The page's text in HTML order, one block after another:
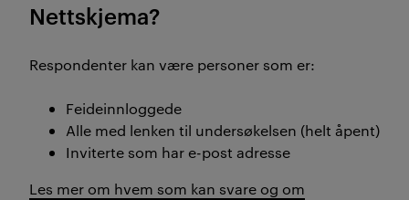
Nettskjema?
Respondenter kan være personer som er:
Feideinnloggede
Alle med lenken til undersøkelsen (helt åpent)
Inviterte som har e-post adresse
Les mer om hvem som kan svare og om